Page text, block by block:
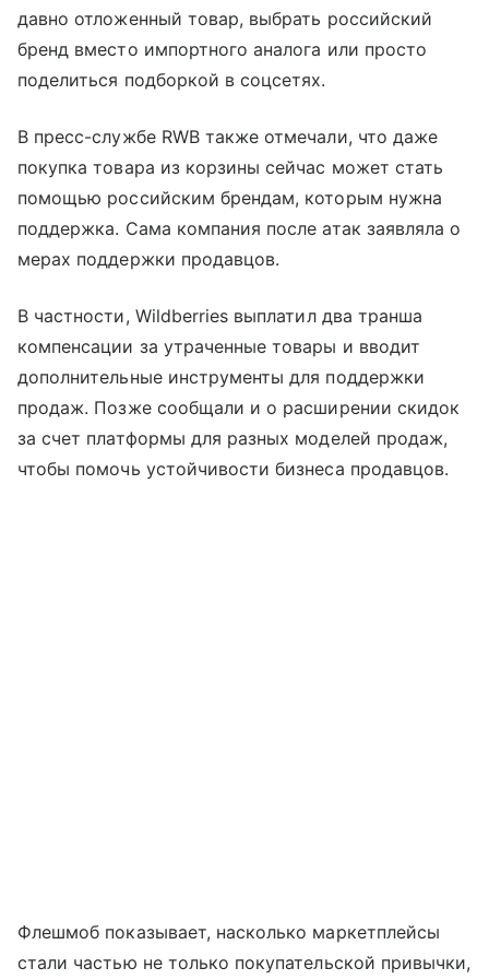
давно отложенный товар, выбрать российский
бренд вместо импортного аналога или просто
поделиться подборкой в соцсетях.
В пресс-службе RWB также отмечали, что даже
покупка товара из корзины сейчас может стать
помощью российским брендам, которым нужна
поддержка. Сама компания после атак заявляла о
мерах поддержки продавцов.
В частности, Wildberries выплатил два транша
компенсации за утраченные товары и вводит
дополнительные инструменты для поддержки
продаж. Позже сообщали и о расширении скидок
за счет платформы для разных моделей продаж,
чтобы помочь устойчивости бизнеса продавцов.
Флешмоб показывает, насколько маркетплейсы
стали частью не только покупательской привычки,